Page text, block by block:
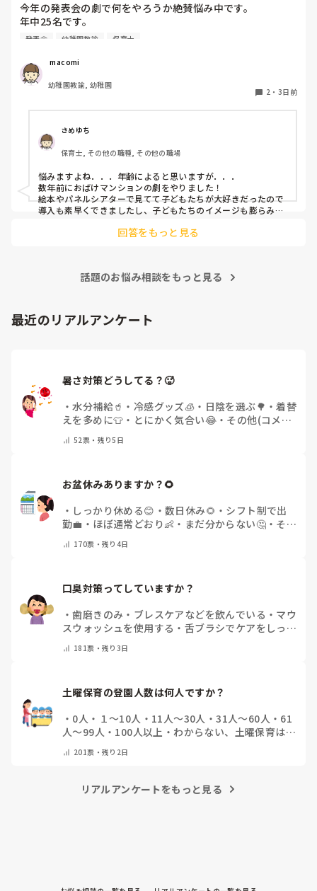
今年の発表会の劇で何をやろうか絶賛悩み中です。
年中25名です。
過去に「これは子どもたちも楽しんで大成功だった！」「観
ひ教えてほしいです！
発表会 幼稚園教諭 保育士
macomi
幼稚園教諭, 幼稚園
2 ・ 3日前
さめゆち
保育士, その他の職種, その他の職場
悩みますよね．．．年齢によると思いますが．．．
数年前におばけマンションの劇をやりました！
絵本やパネルシアターで見てて子どもたちが大好きだったので
導入も素早くできましたし、子どもたちのイメージも膨らみや
回答をもっと見る
話題のお悩み相談をもっと見る
最近のリアルアンケート
暑さ対策どうしてる？🥵
・水分補給🥤 ・ 冷感グッズ🧊 ・ 日陰を選ぶ🌳 ・着替
えを多めに👕 ・ とにかく気合い😂・ その他(コメン
52票・ 残り5日
お盆休みありますか？🌻
・ しっかり休める😊 ・ 数日休み🌻 ・ シフト制で出
勤💼 ・ ほぼ通常どおり👶 ・ まだ分からない🤔・ その
170票・残り4日
口臭対策ってしていますか？
・歯磨きのみ ・ ブレスケアなどを飲んでいる ・ マウ
スウォッシュを使用する ・ 舌ブラシでケアをしっか
の他(コメントで教えて下さい)
181票・残り3日
土曜保育の登園人数は何人ですか？
・ 0人 ・ １～10人 ・ 11人～30人 ・31人～60人 ・ 61
人～99人 ・ 100人以上 ・ わからない、土曜保育はな
201票・残り2日
リアルアンケートをもっと見る